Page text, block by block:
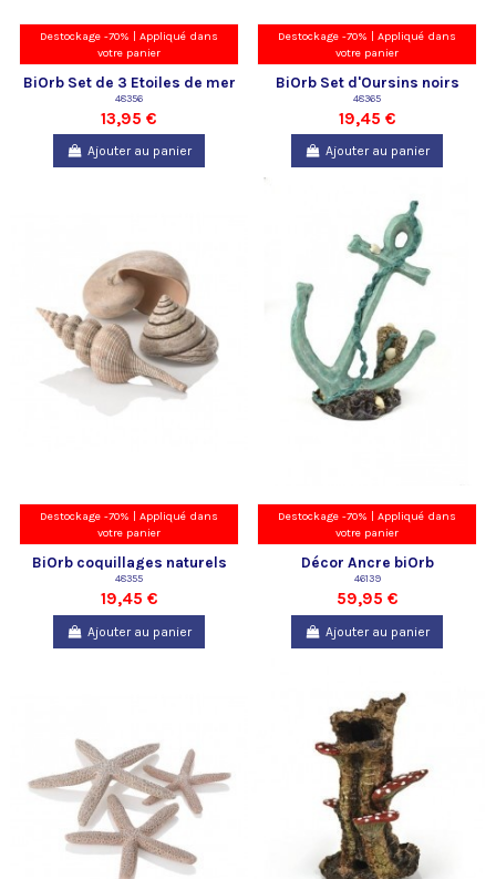
Destockage -70% | Appliqué dans
votre panier
BiOrb Set de 3 Etoiles de mer
Rouges Oase
48356
13,95 €
Ajouter au panier
Destockage -70% | Appliqué dans
votre panier
BiOrb Set d'Oursins noirs
Oase
48365
19,45 €
Ajouter au panier
Destockage -70% | Appliqué dans
votre panier
BiOrb coquillages naturels
Oase
48355
19,45 €
Ajouter au panier
Destockage -70% | Appliqué dans
votre panier
Décor Ancre biOrb
46139
59,95 €
Ajouter au panier